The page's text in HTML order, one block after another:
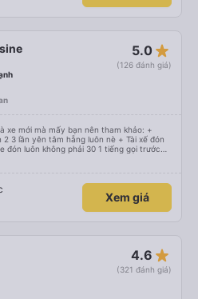
5.0 star_rate
(126 đánh giá)
mới mà mấy bạn nên tham khảo: +
3 lần yên tâm hẵng luôn nè + Tài xế đón
đón luôn không phải 30 1 tiếng gọi trước
từng đi + Tài xế lơ xe nhiệt
nhàn luôn nha + Trên xe còn
tài xế còn tinh ý chuẩn bị thêm khăn lạnh
Xem giá
4.6 star_rate
(321 đánh giá)